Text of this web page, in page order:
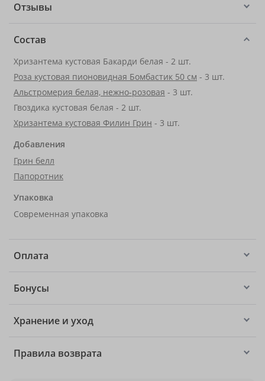
Отзывы
Состав
Хризантема кустовая Бакарди белая - 2 шт.
Роза кустовая пионовидная Бомбастик 50 см - 3 шт.
Альстромерия белая, нежно-розовая - 3 шт.
Гвоздика кустовая белая - 2 шт.
Хризантема кустовая Филин Грин - 3 шт.
Добавления
Грин белл
Папоротник
Упаковка
Современная упаковка
Оплата
Бонусы
Хранение и уход
Правила возврата